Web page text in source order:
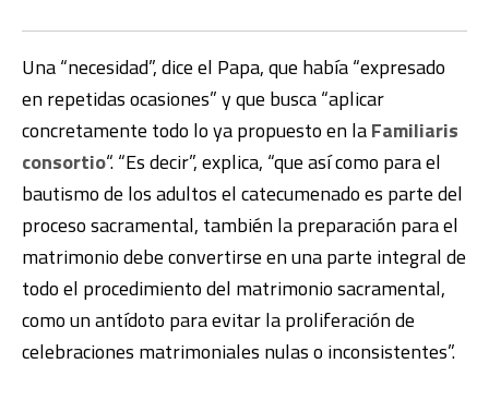
Una “necesidad”, dice el Papa, que había “expresado
en repetidas ocasiones” y que busca “aplicar
concretamente todo lo ya propuesto en laFamiliaris
consortio“. “Es decir”, explica, “que así como para el
bautismo de los adultos el catecumenado es parte del
proceso sacramental, también la preparación para el
matrimonio debe convertirse en una parte integral de
todo el procedimiento del matrimonio sacramental,
como un antídoto para evitar la proliferación de
celebraciones matrimoniales nulas o inconsistentes”.